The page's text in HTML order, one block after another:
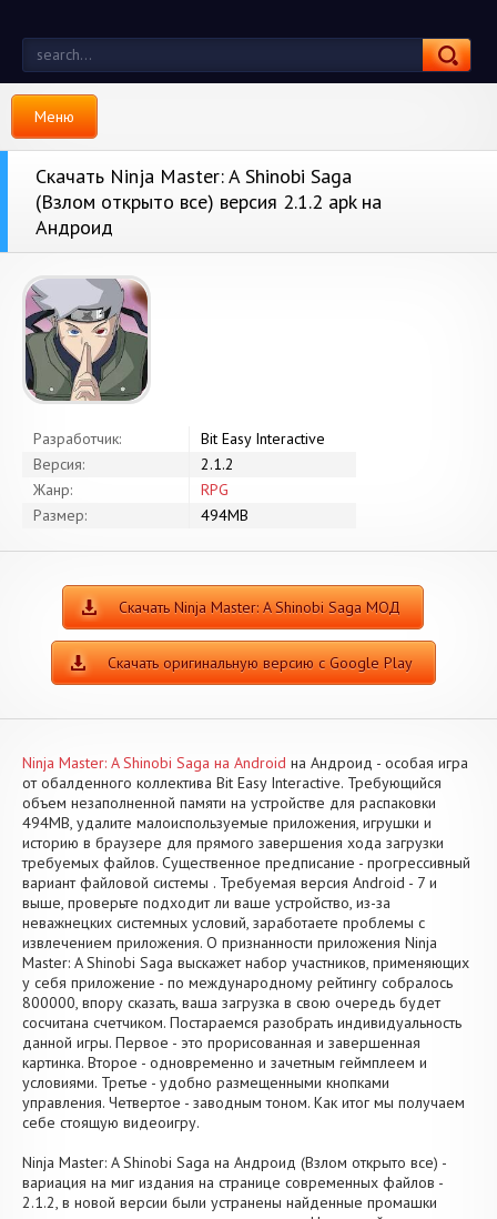
Меню
Скачать Ninja Master: A Shinobi Saga
(Взлом открыто все) версия 2.1.2 apk на
Андроид
Разработчик:
Bit Easy Interactive
Версия:
2.1.2
Жанр:
RPG
Размер:
494MB
Скачать Ninja Master: A Shinobi Saga МОД
Скачать оригинальную версию с Google Play
Ninja Master: A Shinobi Saga на Android на Андроид - особая игра
от обалденного коллектива Bit Easy Interactive. Требующийся
объем незаполненной памяти на устройстве для распаковки
494MB, удалите малоиспользуемые приложения, игрушки и
историю в браузере для прямого завершения хода загрузки
требуемых файлов. Существенное предписание - прогрессивный
вариант файловой системы . Требуемая версия Android - 7 и
выше, проверьте подходит ли ваше устройство, из-за
неважнецких системных условий, заработаете проблемы с
извлечением приложения. О признанности приложения Ninja
Master: A Shinobi Saga выскажет набор участников, применяющих
у себя приложение - по международному рейтингу собралось
800000, впору сказать, ваша загрузка в свою очередь будет
сосчитана счетчиком. Постараемся разобрать индивидуальность
данной игры. Первое - это прорисованная и завершенная
картинка. Второе - одновременно и зачетным геймплеем и
условиями. Третье - удобно размещенными кнопками
управления. Четвертое - заводным тоном. Как итог мы получаем
себе стоящую видеоигру.
Ninja Master: A Shinobi Saga на Андроид (Взлом открыто все) -
вариация на миг издания на странице современных файлов -
2.1.2, в новой версии были устранены найденные промашки